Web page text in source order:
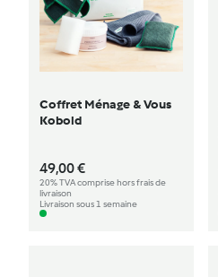
Coffret Ménage & Vous
Kobold
49,00 €
20% TVA comprise hors frais de
livraison
Livraison sous 1 semaine